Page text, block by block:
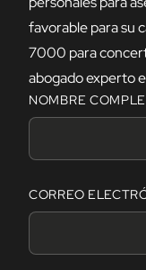
favorable para su
7000 para
abogado experto
NOMBRE
o
m
b
CORREO